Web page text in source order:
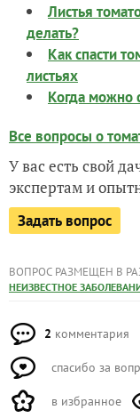
Листья
делать?
Как спасти
листьях
Когда можно
Все вопросы о
У вас есть свой
экспертам и
Задать вопрос
ВОПРОС РАЗМЕЩЕН В
НЕИЗВЕСТНОЕ
2 комментария
спасибо за
в избранное